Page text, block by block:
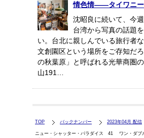
情色情――タイワニー
沈昭良に続いて、今
台湾から写真の話題
い。台北に親しんでいる旅行者
文創園区という場所をご存知だ
の秋葉原」と呼ばれる光華商圏
山191…
TOP バックナンバー 2023年04月 配信
ニュー・シャッター・パラダイス 41 ワン・ダブ